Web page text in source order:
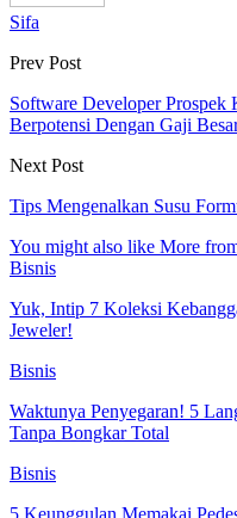
Sifa
Prev Post
Software Developer
Berpotensi Dengan Gaji
Next Post
Tips Mengenalkan Susu
You might also like More
Bisnis
Yuk, Intip 7 Koleksi
Jeweler!
Bisnis
Waktunya Penyegaran! 5
Tanpa Bongkar Total
Bisnis
5 Keunggulan Memakai